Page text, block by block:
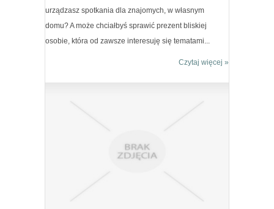
urządzasz spotkania dla znajomych, w własnym
domu? A może chciałbyś sprawić prezent bliskiej
osobie, która od zawsze interesuję się tematami...
Czytaj więcej »